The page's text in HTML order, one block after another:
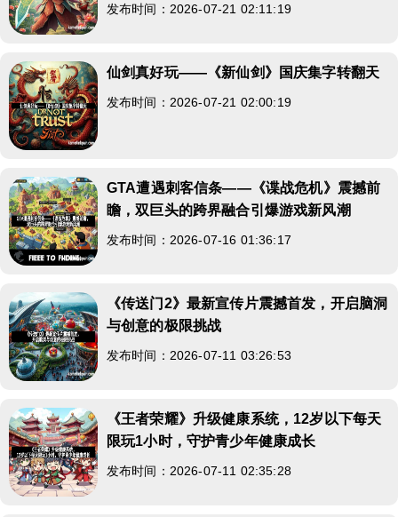
发布时间：2026-07-21 02:11:19
仙剑真好玩——《新仙剑》国庆集字转翻天
发布时间：2026-07-21 02:00:19
GTA遭遇刺客信条——《谍战危机》震撼前
瞻，双巨头的跨界融合引爆游戏新风潮
发布时间：2026-07-16 01:36:17
《传送门2》最新宣传片震撼首发，开启脑洞
与创意的极限挑战
发布时间：2026-07-11 03:26:53
《王者荣耀》升级健康系统，12岁以下每天
限玩1小时，守护青少年健康成长
发布时间：2026-07-11 02:35:28